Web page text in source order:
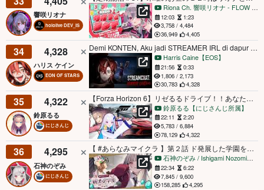
響咲リオナ
hololive DEV_IS
Riona Ch. 響咲リオナ - FLOW GLOW
12:03
1:23
3,758 / 4,484
36,949
4,405
34 4,328
ハリス ケイン
EON OF STARS
Demi KONTEN, Aku jadi STREAMER IRL di dapur MBG horror...
Harris Caine【EOS】
21:56
0:33
1,806 / 2,173
30,783
4,328
35 4,322
鈴原るる
にじさんじ
【Forza Horizon 6】リゼるるドライブ！！あなたはどっちの助手席に座りますか・・・の時間だッッ！！！！！！！！【にじさんじ/鈴原るる】
鈴原るる【にじさんじ所属】
22:11
2:20
5,783 / 6,884
78,129
4,322
36 4,295
石神のぞみ
にじさんじ
【 #あらなみマイクラ 】第２話 ド発展した学園を見に行こう【にじさんじ所属 ／ 石神のぞみ】
石神のぞみ / Ishigami Nozomi【にじさんじ】
22:34
6:22
7,845 / 9,600
158,285
4,295